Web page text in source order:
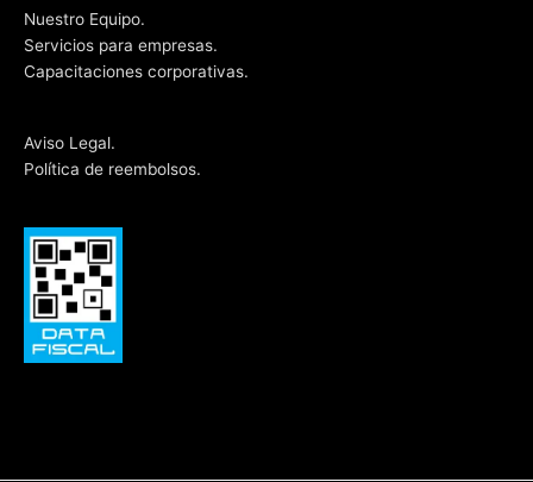
Nuestro Equipo.
Servicios para empresas.
Capacitaciones corporativas.
Aviso Legal.
Política de reembolsos.